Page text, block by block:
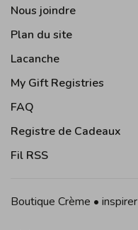
Nous joindre
Plan du site
Lacanche
My Gift Registries
FAQ
Registre de Cadeaux
Fil RSS
Boutique Crème •